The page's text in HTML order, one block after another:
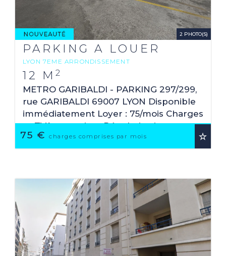
2 PHOTO(S)
PARKING A LOUER
LYON 7EME ARRONDISSEMENT
12 M 2
75 € charges comprises par mois
METRO GARIBALDI - PARKING 297/299,
rue GARIBALDI 69007 LYON Disponible
immédiatement Loyer : 75/mois Charges
et TVA comprises Régularisation
annuelle Dépôt de garantie : 150€ Frais
de location à ...